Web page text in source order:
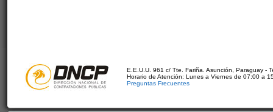
E.E.U.U. 961 c/ Tte. Fariña. Asunción, Paraguay -
Horario de Atención: Lunes a Viernes de 07:00 a
Preguntas Frecuentes